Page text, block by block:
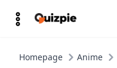
Homepage Anime